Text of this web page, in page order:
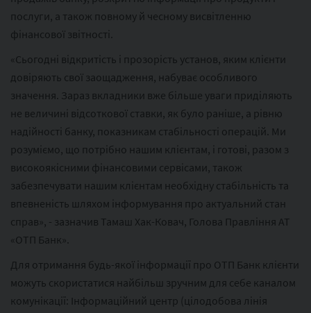
послуги, а також повному й чесному висвітленню
фінансової звітності.
«Сьогодні відкритість і прозорість установ, яким клієнти
довіряють свої заощадження, набуває особливого
значення. Зараз вкладники вже більше уваги приділяють
не величині відсоткової ставки, як було раніше, а рівню
надійності банку, показникам стабільності операцій. Ми
розуміємо, що потрібно нашим клієнтам, і готові, разом з
високоякісними фінансовими сервісами, також
забезпечувати нашим клієнтам необхідну стабільність та
впевненість шляхом інформування про актуальний стан
справ», - зазначив Тамаш Хак-Ковач, Голова Правління АТ
«ОТП Банк».
Для отримання будь-якої інформації про ОТП Банк клієнти
можуть скористатися найбільш зручним для себе каналом
комунікації: Інформаційний центр (цілодобова лінія